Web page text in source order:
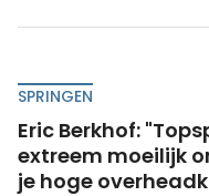
SPRINGEN
Eric Berkhof:
extreem moeilijk
je hoge